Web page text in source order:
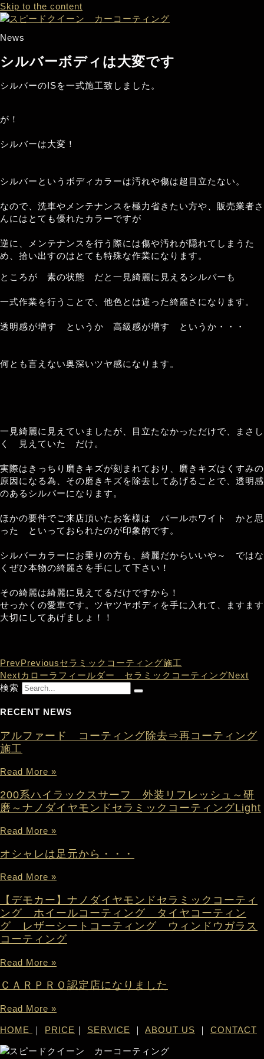
Skip to the content
News
シルバーボディは大変です
シルバーのISを一式施工致しました。
が！
シルバーは大変！
シルバーというボディカラーは汚れや傷は超目立たない。
なので、洗車やメンテナンスを極力省きたい方や、販売業者さ
んにはとても優れたカラーですが
逆に、メンテナンスを行う際には傷や汚れが隠れてしまうた
め、拾い出すのはとても特殊な作業になります。
ところが 素の状態 だと一見綺麗に見えるシルバーも
一式作業を行うことで、他色とは違った綺麗さになります。
透明感が増す というか 高級感が増す というか・・・
何とも言えない奥深いツヤ感になります。
一見綺麗に見えていましたが、目立たなかっただけで、まさし
く 見えていた だけ。
実際はきっちり磨きキズが刻まれており、磨きキズはくすみの
原因になる為、その磨きキズを除去してあげることで、透明感
のあるシルバーになります。
ほかの要件でご来店頂いたお客様は パールホワイト かと思
った といっておられたのが印象的です。
シルバーカラーにお乗りの方も、綺麗だからいいや～ ではな
くぜひ本物の綺麗さを手にして下さい！
その綺麗は綺麗に見えてるだけですから！
せっかくの愛車です。ツヤツヤボディを手に入れて、ますます
大切にしてあげましょ！！
PrevPreviousセラミックコーティング施工
Nextカローラフィールダー セラミックコーティングNext
検索
RECENT NEWS
アルファード コーティング除去⇒再コーティング
施工
Read More »
200系ハイラックスサーフ 外装リフレッシュ～研
磨～ナノダイヤモンドセラミックコーティングLight
Read More »
オシャレは足元から・・・
Read More »
【デモカー】ナノダイヤモンドセラミックコーティ
ング ホイールコーティング タイヤコーティン
グ レザーシートコーティング ウィンドウガラス
コーティング
Read More »
ＣＡＲＰＲＯ認定店になりました
Read More »
HOME ｜ PRICE ｜ SERVICE ｜ ABOUT US ｜ CONTACT